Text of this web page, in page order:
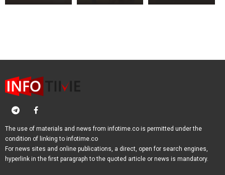
The use of materials and news from infotime.co is permitted under the
condition of linking to infotime.co
For news sites and online publications, a direct, open for search engines,
hyperlink in the first paragraph to the quoted article or news is mandatory.